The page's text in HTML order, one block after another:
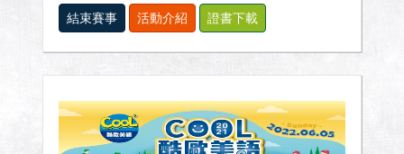
結束賽事 活動介紹 證書下載